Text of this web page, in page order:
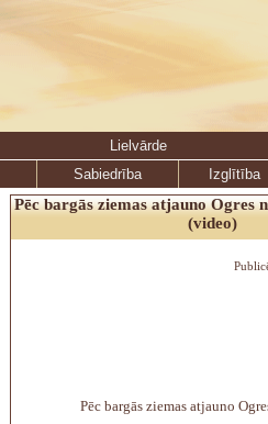
Lielvārde
Sabiedrība
Izglītība
Pēc bargās ziemas atjauno Ogres
(video)
Pēc bargās ziemas atjauno